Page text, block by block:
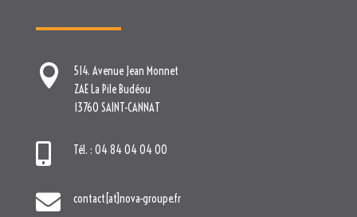

514. Avenue Jean Monnet
ZAE La Pile Budéou
13760 SAINT-CANNAT
 Tél. : 04 84 04 04 00
 contact[at]nova-groupe.fr